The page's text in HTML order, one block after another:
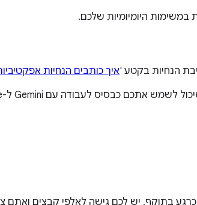
היומיומיות שלכם.
הנחיות בקטע 'איך כותבים הנחיות
בתוקף. יש לכם גישה לאלפי קבצים ואתם